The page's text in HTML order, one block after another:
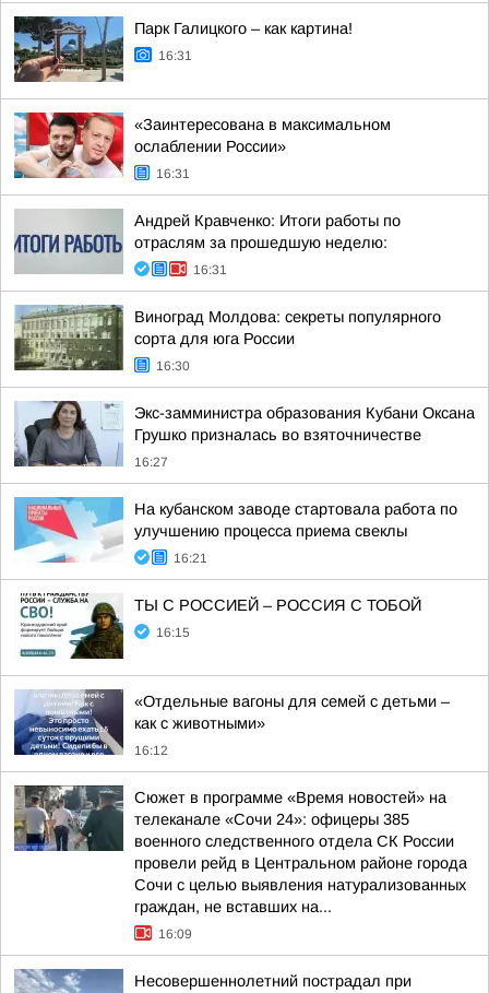
Парк Галицкого – как картина!
16:31
«Заинтересована в максимальном
ослаблении России»
16:31
Андрей Кравченко: Итоги работы по
отраслям за прошедшую неделю:
16:31
Виноград Молдова: секреты популярного
сорта для юга России
16:30
Экс-замминистра образования Кубани Оксана
Грушко призналась во взяточничестве
16:27
На кубанском заводе стартовала работа по
улучшению процесса приема свеклы
16:21
ТЫ С РОССИЕЙ – РОССИЯ С ТОБОЙ
16:15
«Отдельные вагоны для семей с детьми –
как с животными»
16:12
Сюжет в программе «Время новостей» на
телеканале «Сочи 24»: офицеры 385
военного следственного отдела СК России
провели рейд в Центральном районе города
Сочи с целью выявления натурализованных
граждан, не вставших на...
16:09
Несовершеннолетний пострадал при